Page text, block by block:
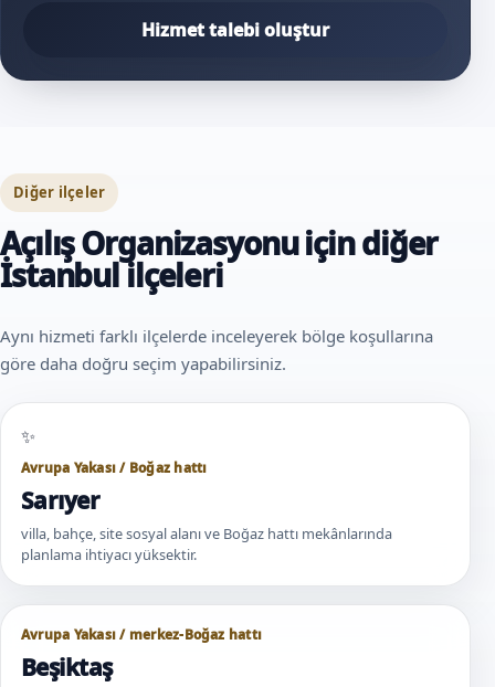
Hizmet talebi oluştur
Diğer ilçeler
Açılış Organizasyonu için diğer
İstanbul ilçeleri
Aynı hizmeti farklı ilçelerde inceleyerek bölge koşullarına
göre daha doğru seçim yapabilirsiniz.
Avrupa Yakası / Boğaz hattı
Sarıyer
villa, bahçe, site sosyal alanı ve Boğaz hattı mekânlarında
planlama ihtiyacı yüksektir.
Avrupa Yakası / merkez-Boğaz hattı
Beşiktaş